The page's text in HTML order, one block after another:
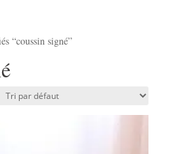
“coussin signé”